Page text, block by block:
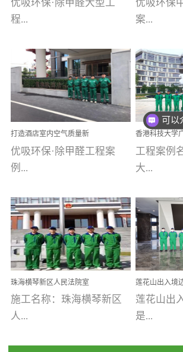
品线生产
自动化生
选择源
品质量
产产品
程序；
部和全
触媒、
优吸系
完成生
求。资
支优势
茁壮成
人人都
她将越
将会成为
优吸环保
全国600
居乐寓，超大型工装室内
空气治理项目顺利启航，
优吸环保·除甲醛大型工
程...
案例【深圳安居乐寓】室
内空气治理项目深圳安居
乐寓 深圳市安居乐寓
为深圳安居集团旗下城...
优吸环保
案...
例(学校工
小学(珠江
址：广州
南沙珠江
禾...
打造酒店室内空气质量新
标杆——优吸环保·标杆之
作：东莞美豪雅致酒店室
内空气治理工程纪实
优吸环保·除甲醛工程案
例...
【东莞美豪雅致酒店】室
内空气治理项目东莞美豪
雅致酒店 东莞美豪雅
致酒店是为中高端人士...
香港科技大学
甲醛项目圆满
工程案例
大...
学广州校
理 工程
州南沙区
州)校区
珠海横琴新区人民法院室
内除甲醛空气治理项目
施工名称：珠海横琴新区
人...
莲花山出入境
室内除甲醛空
莲花山出
是...